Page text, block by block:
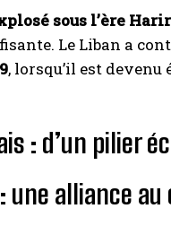
sous l’ère
Le Liban a
, lorsqu’il est
: d’un pilier
une alliance